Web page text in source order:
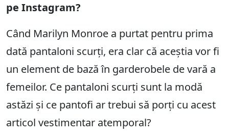
pe Instagram?
Când Marilyn Monroe a purtat pentru prima
dată pantaloni scurți, era clar că aceștia vor fi
un element de bază în garderobele de vară a
femeilor. Ce pantaloni scurți sunt la modă
astăzi și ce pantofi ar trebui să porți cu acest
articol vestimentar atemporal?